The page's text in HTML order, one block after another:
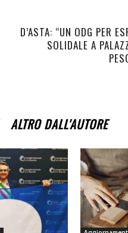
D’ASTA: “UN ODG PER
SOLIDALE A
ALTRO DALL'AUTORE